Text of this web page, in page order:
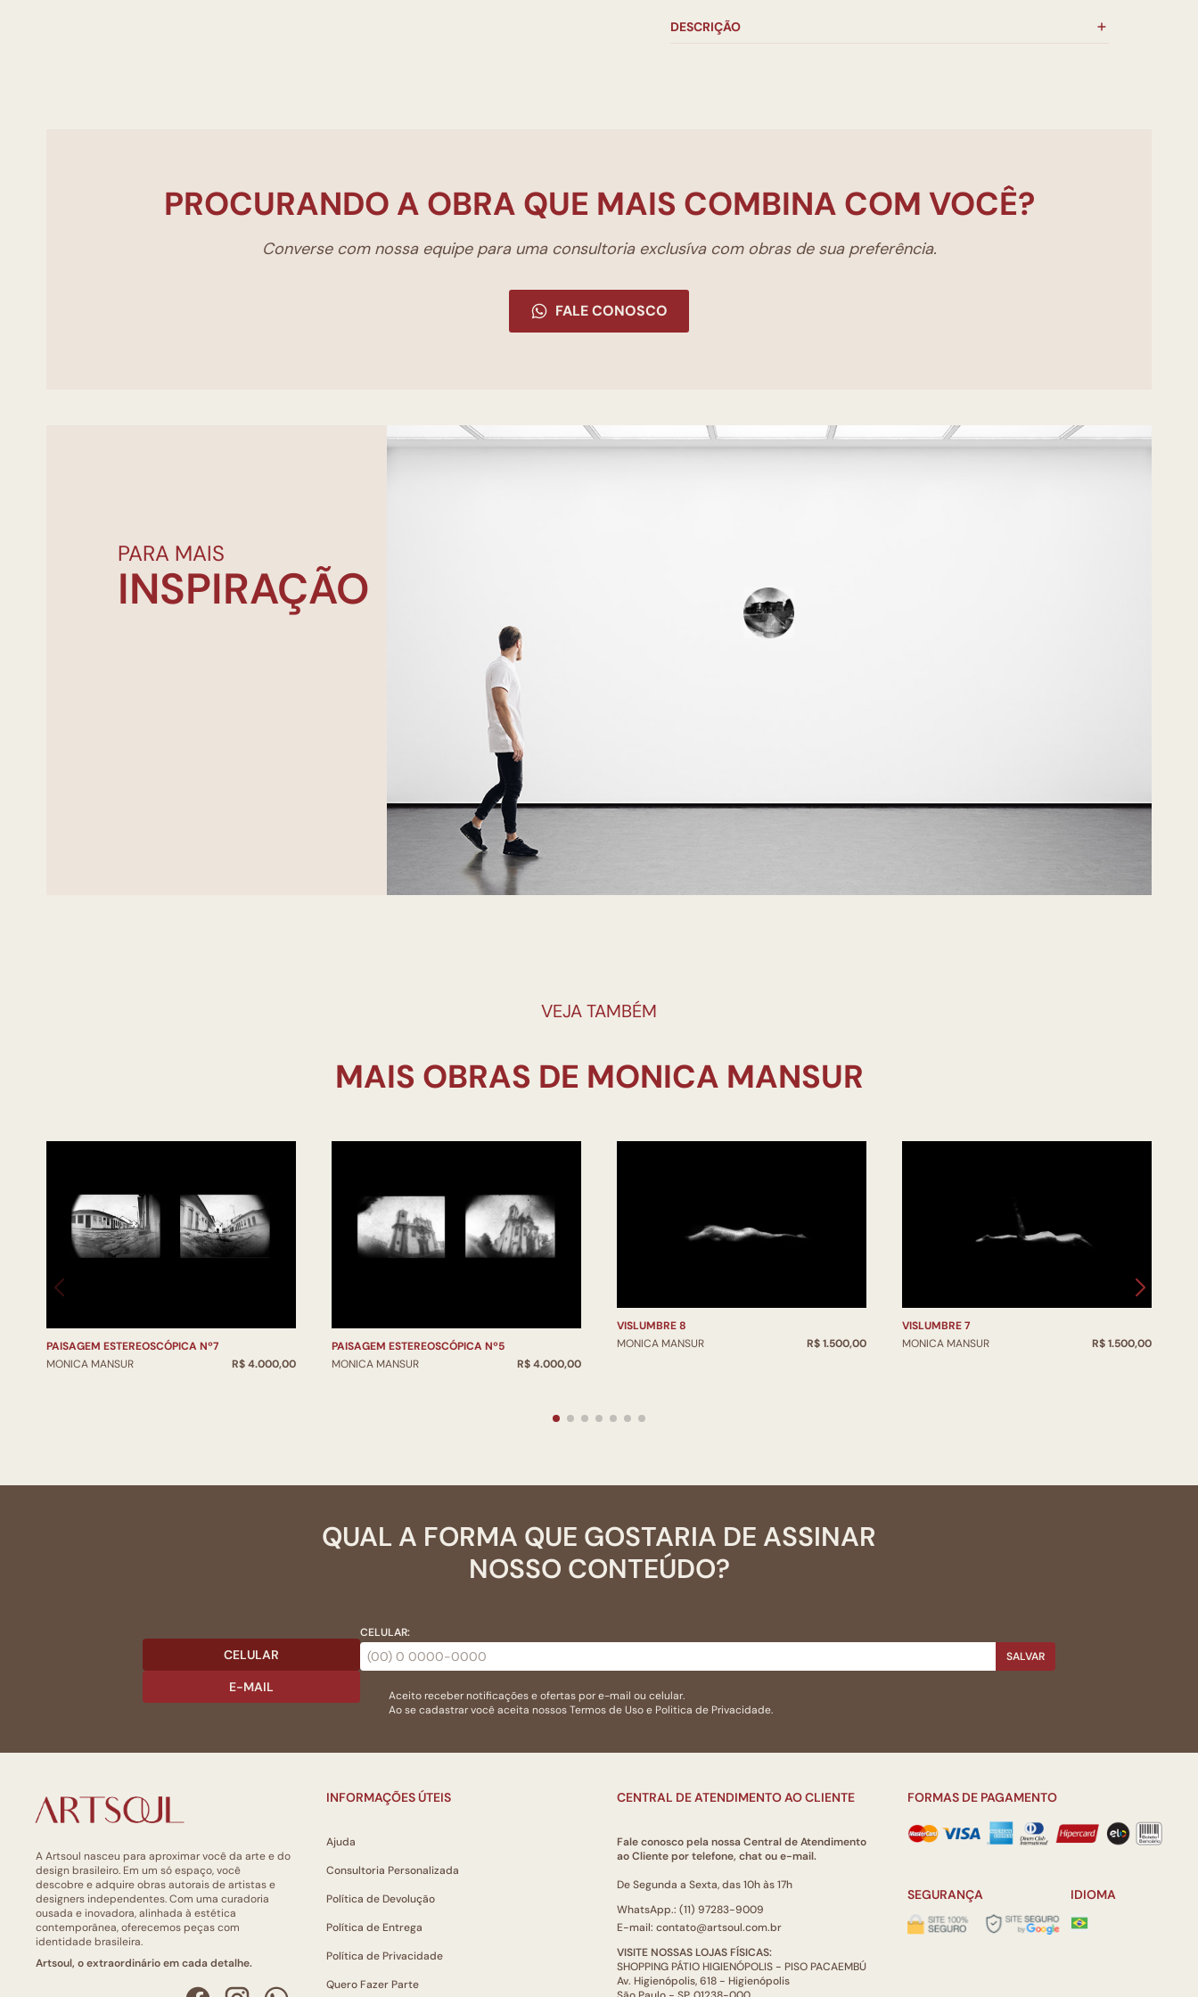
DESCRIÇÃO
PROCURANDO A OBRA QUE MAIS COMBINA COM VOCÊ?
Converse com nossa equipe para uma consultoria exclusíva com obras de sua preferência.
FALE CONOSCO
PARA MAIS
INSPIRAÇÃO
VEJA TAMBÉM
PAISAGEM ESTEREOSCÓPICA Nº7
MONICA MANSUR
R$ 4.000,00
PAISAGEM ESTEREOSCÓPICA Nº5
MONICA MANSUR
R$ 4.000,00
VISLUMBRE 8
MONICA MANSUR
R$ 1.500,00
VISLUMBRE 7
MONICA MANSUR
R$ 1.500,00
QUAL A FORMA QUE GOSTARIA DE ASSINAR
NOSSO CONTEÚDO?
CELULAR
E-MAIL
CELULAR:
SALVAR
Aceito receber notificações e ofertas por e-mail ou celular.
Ao se cadastrar você aceita nossosTermos de Usoe Politica de Privacidade.
A Artsoul nasceu para aproximar você da arte e do
design brasileiro. Em um só espaço, você
descobre e adquire obras autorais de artistas e
designers independentes. Com uma curadoria
ousada e inovadora, alinhada à estética
contemporânea, oferecemos peças com
identidade brasileira.
Artsoul, o extraordinário em cada detalhe.
INFORMAÇÕES ÚTEIS
Ajuda
Consultoria Personalizada
Política de Devolução
Política de Entrega
Política de Privacidade
Quero Fazer Parte
CENTRAL DE ATENDIMENTO AO CLIENTE
Fale conosco pela nossa Central de Atendimento
ao Cliente por telefone, chat ou e-mail.
De Segunda a Sexta, das 10h às 17h
WhatsApp.: (11) 97283-9009
E-mail: contato@artsoul.com.br
VISITE NOSSAS LOJAS FÍSICAS:
SHOPPING PÁTIO HIGIENÓPOLIS - PISO PACAEMBÚ
Av. Higienópolis, 618 - Higienópolis
FORMAS DE PAGAMENTO
SEGURANÇA IDIOMA